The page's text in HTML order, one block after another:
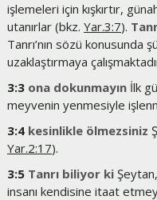
işlemeleri için kışkırtır,
utanırlar (bkz. Yar.3:7).
Tanrı’nın sözü konusunda
uzaklaştırmaya
3:3 ona dokunmayın İlk
meyvenin yenmesiyle
3:4 kesinlikle ölmezsiniz
Yar.2:17).
3:5 Tanrı biliyor ki
insanı kendisine itaat